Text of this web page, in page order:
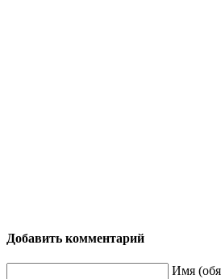
Добавить комментарий
Имя